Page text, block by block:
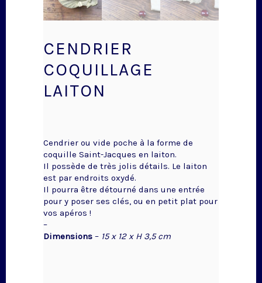
CENDRIER
COQUILLAGE
LAITON
Cendrier ou vide poche à la forme de
coquille Saint-Jacques en laiton.
Il possède de très jolis détails. Le laiton
est par endroits oxydé.
Il pourra être détourné dans une entrée
pour y poser ses clés, ou en petit plat pour
vos apéros !
–
Dimensions – 15 x 12 x H 3,5 cm